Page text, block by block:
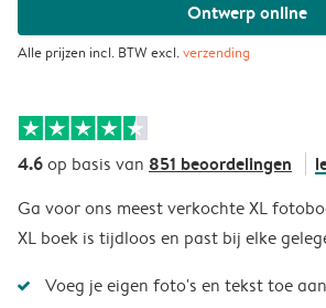
Ontwerp online
Alle prijzen incl. BTW excl.verzending
4.6op basis van 851 beoordelingen
Ga voor ons meest verkochte XL
XL boek is tijdloos en past bij elke
Voeg je eigen foto's en tekst toe